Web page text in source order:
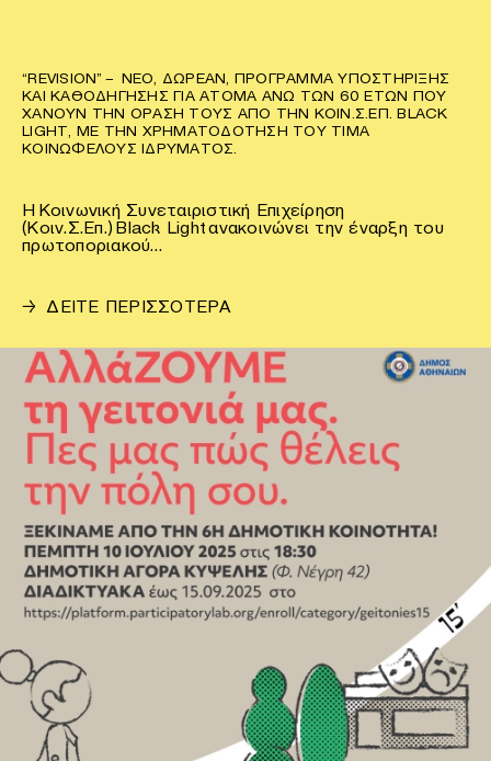
“REVISION” – ΝΈΟ, ΔΩΡΕΆΝ, ΠΡΌΓΡΑΜΜΑ ΥΠΟΣΤΉΡΙΞΗΣ
ΚΑΙ ΚΑΘΟΔΉΓΗΣΗΣ ΓΙΑ ΆΤΟΜΑ ΆΝΩ ΤΩΝ 60 ΕΤΏΝ ΠΟΥ
ΧΆΝΟΥΝ ΤΗΝ ΌΡΑΣΉ ΤΟΥΣ ΑΠΌ ΤΗΝ ΚΟΙΝ.Σ.ΕΠ. BLACK
LIGHT, ΜΕ ΤΗΝ ΧΡΗΜΑΤΟΔΌΤΗΣΗ ΤΟΥ ΤΙΜΑ
ΚΟΙΝΩΦΕΛΟΎΣ ΙΔΡΎΜΑΤΟΣ.
Η Κοινωνική Συνεταιριστική Επιχείρηση
(Κοιν.Σ.Επ.) Black Light ανακοινώνει την έναρξη του
πρωτοποριακού…
→ ΔΕΙΤΕ ΠΕΡΙΣΣΟΤΕΡΑ